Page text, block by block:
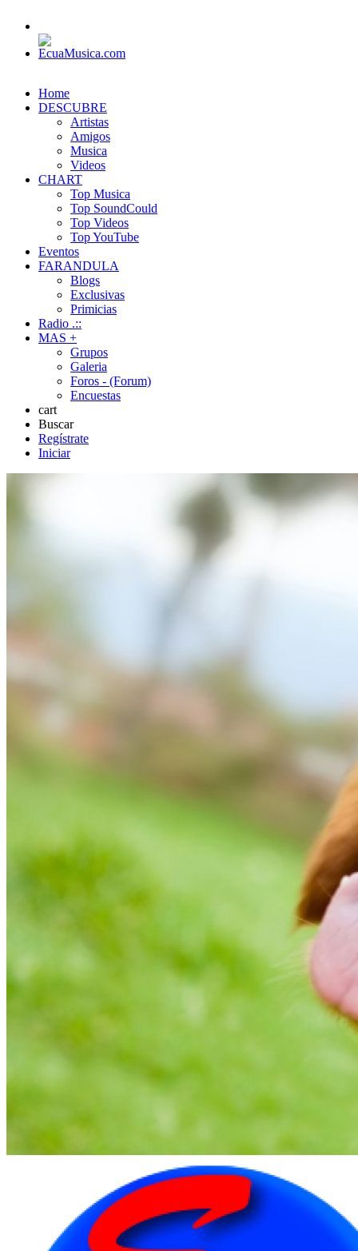
Home
DESCUBRE
Artistas
Amigos
Musica
Videos
CHART
Top Musica
Top SoundCould
Top Videos
Top YouTube
Eventos
FARANDULA
Blogs
Exclusivas
Primicias
Radio .::
MAS +
Grupos
Galeria
Foros - (Forum)
Encuestas
cart
Buscar
Regístrate
Iniciar